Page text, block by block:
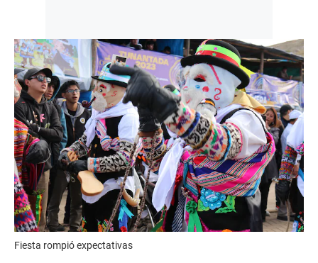
Fiesta rompió expectativas